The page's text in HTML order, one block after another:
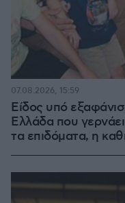
Είδος υπό
Ελλάδα που
τα επιδόματα, η
07.08.2026, 15:59